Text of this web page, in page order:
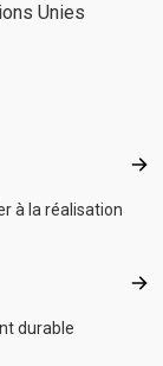
Unies
À
à la réalisation
durable